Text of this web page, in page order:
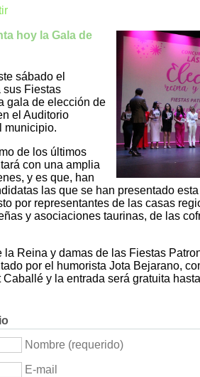
hoy la Gala de
sábado el
sus Fiestas
gala de elección de
el Auditorio
municipio.
de los últimos
con una amplia
y es que, han
las que se han presentado
por representantes de las casas
y asociaciones taurinas, de las
la Reina y damas de las Fiestas
por el humorista Jota Bejarano,
y la entrada será gratuita
Nombre (requerido)
E-mail